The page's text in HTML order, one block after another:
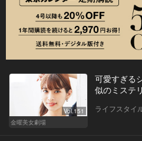
Vol.151
金曜美女劇場
可愛すぎる
似のミステ
ライフスタイ